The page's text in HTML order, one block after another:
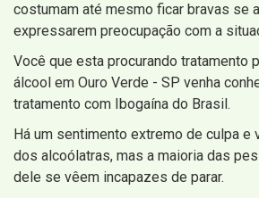
costumam até mesmo ficar bravas se
expressarem preocupação com a
Você que esta procurando tratamento
álcool em Ouro Verde - SP venha
tratamento com Ibogaína do Brasil.
Há um sentimento extremo de culpa e
dos alcoólatras, mas a maioria das
dele se vêem incapazes de parar.